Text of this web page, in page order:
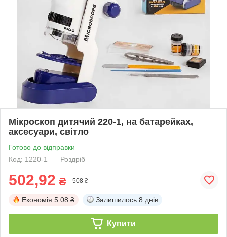
Мікроскоп дитячий 220-1, на батарейках,
аксесуари, світло
Готово до відправки
Код: 1220-1
Роздріб
502,92 ₴ 508 ₴
Економія 5.08 ₴ Залишилось 8 днів
Купити